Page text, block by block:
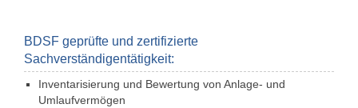
Kontakt
English
BDSF geprüfte und zertifizierte
Sachverständigentätigkeit:
Inventarisierung und Bewertung von Anlage- und
Umlaufvermögen